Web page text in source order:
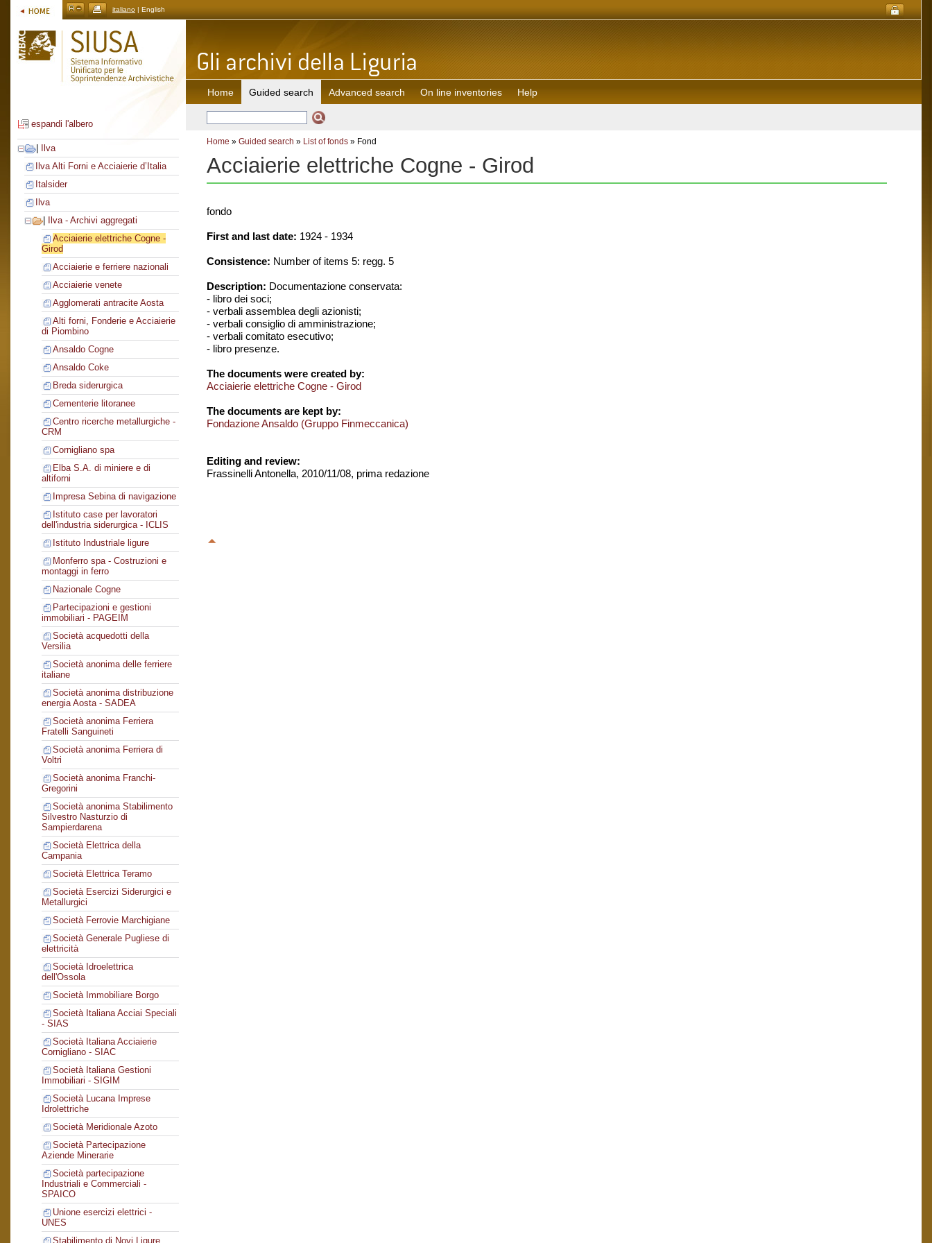
italiano | English
espandi l'albero
Ilva
Ilva Alti Forni e Acciaierie d’Italia
Italsider
Ilva
Ilva - Archivi aggregati
Acciaierie elettriche Cogne -
Girod
Acciaierie e ferriere nazionali
Acciaierie venete
Agglomerati antracite Aosta
Alti forni, Fonderie e Acciaierie
di Piombino
Ansaldo Cogne
Ansaldo Coke
Breda siderurgica
Cementerie litoranee
Centro ricerche metallurgiche -
CRM
Cornigliano spa
Elba S.A. di miniere e di
altiforni
Impresa Sebina di navigazione
Istituto case per lavoratori
dell'industria siderurgica - ICLIS
Istituto Industriale ligure
Monferro spa - Costruzioni e
montaggi in ferro
Nazionale Cogne
Partecipazioni e gestioni
immobiliari - PAGEIM
Società acquedotti della
Versilia
Società anonima delle ferriere
italiane
Società anonima distribuzione
energia Aosta - SADEA
Società anonima Ferriera
Fratelli Sanguineti
Società anonima Ferriera di
Voltri
Società anonima Franchi-
Gregorini
Società anonima Stabilimento
Silvestro Nasturzio di
Sampierdarena
Società Elettrica della
Campania
Società Elettrica Teramo
Società Esercizi Siderurgici e
Metallurgici
Società Ferrovie Marchigiane
Società Generale Pugliese di
elettricità
Società Idroelettrica
dell'Ossola
Società Immobiliare Borgo
Società Italiana Acciai Speciali
- SIAS
Società Italiana Acciaierie
Cornigliano - SIAC
Società Italiana Gestioni
Immobiliari - SIGIM
Società Lucana Imprese
Idrolettriche
Società Meridionale Azoto
Società Partecipazione
Aziende Minerarie
Società partecipazione
Industriali e Commerciali -
SPAICO
Unione esercizi elettrici -
UNES
Stabilimento di Novi Ligure
Home Guided search Advanced search On line inventories Help
Home » Guided search » List of fonds » Fond
Acciaierie elettriche Cogne - Girod
fondo
First and last date: 1924 - 1934
Consistence: Number of items 5: regg. 5
Description: Documentazione conservata:
- libro dei soci;
- verbali assemblea degli azionisti;
- verbali consiglio di amministrazione;
- verbali comitato esecutivo;
- libro presenze.
The documents were created by:
Acciaierie elettriche Cogne - Girod
The documents are kept by:
Fondazione Ansaldo (Gruppo Finmeccanica)
Editing and review:
Frassinelli Antonella, 2010/11/08, prima redazione